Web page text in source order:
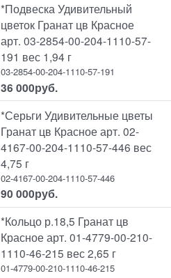
*Подвеска Удивительный
цветок Гранат цв Красное
арт. 03-2854-00-204-1110-57-
191 вес 1,94 г
03-2854-00-204-1110-57-191
36 000руб.
*Серьги Удивительные цветы
Гранат цв Красное арт. 02-
4167-00-204-1110-57-446 вес
4,75 г
02-4167-00-204-1110-57-446
90 000руб.
*Кольцо р.18,5 Гранат цв
Красное арт. 01-4779-00-210-
1110-46-215 вес 2,65 г
01-4779-00-210-1110-46-215